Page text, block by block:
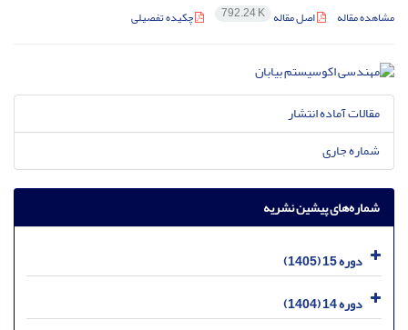
مشاهده مقاله اصل مقاله 792.24 K چکیده تفصیلی
مقالات آماده انتشار
شماره جاری
شماره‌های پیشین نشریه
دوره 15 (1405)
دوره 14 (1404)